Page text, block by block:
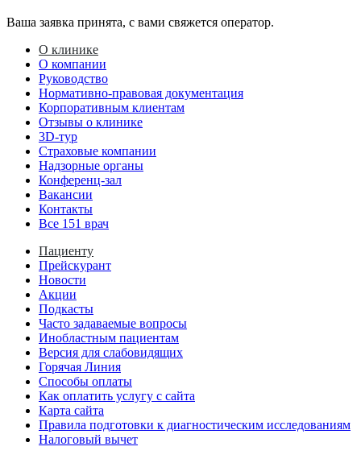
Ваша заявка принята, с вами свяжется оператор.
О клинике
О компании
Руководство
Нормативно-правовая документация
Корпоративным клиентам
Отзывы о клинике
3D-тур
Страховые компании
Надзорные органы
Конференц-зал
Вакансии
Контакты
Все 151 врач
Пациенту
Прейскурант
Новости
Акции
Подкасты
Часто задаваемые вопросы
Инобластным пациентам
Версия для слабовидящих
Горячая Линия
Способы оплаты
Как оплатить услугу с сайта
Карта сайта
Правила подготовки к диагностическим исследованиям
Налоговый вычет